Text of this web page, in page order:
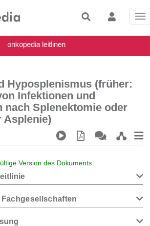
Hyposplenismus (früher:
Infektionen und
nach Splenektomie oder
Asplenie)
Version des Dokuments